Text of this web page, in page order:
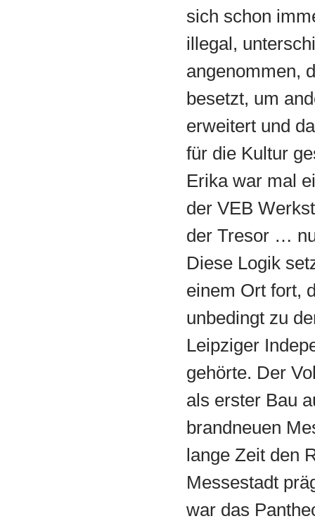
sich schon
illegal,
angenommen,
besetzt, um
erweitert und
für die Kultur
Erika war mal
der VEB
der Tresor …
Diese Logik
einem Ort fort,
unbedingt zu
Leipziger
gehörte. Der
als erster Bau
brandneuen
lange Zeit den
Messestadt
war das